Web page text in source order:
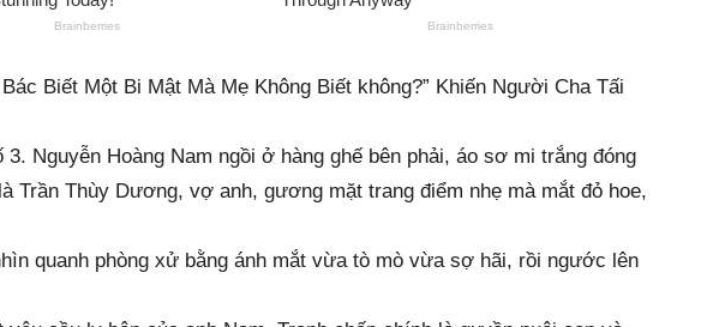
Biết Một Bi Mật Mà Mẹ Không Biết không?” Khiến Người Cha Tấi
Nguyễn Hoàng Nam ngồi ở hàng ghế bên phải, áo sơ mi trắng đóng
Trần Thùy Dương, vợ anh, gương mặt trang điểm nhẹ mà mắt đỏ hoe,
quanh phòng xử bằng ánh mắt vừa tò mò vừa sợ hãi, rồi ngước lên